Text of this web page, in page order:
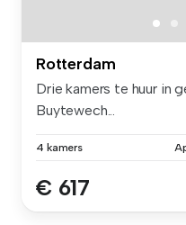
Rotterdam
Drie kamers te huur in
Buytewech...
4 kamers
€ 617